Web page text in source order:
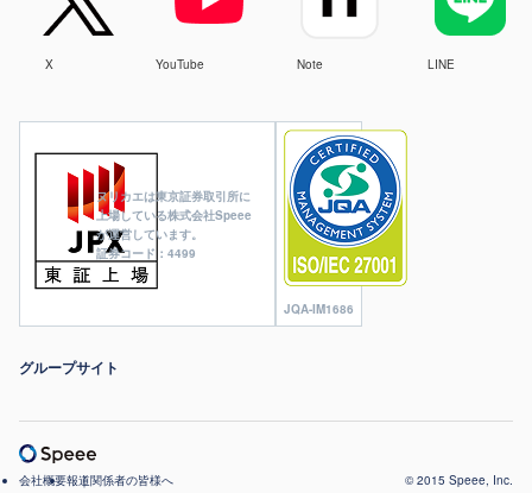
ヌリカエは東京証券取引所に
上場している株式会社Speee
が運営しています。
証券コード：4499
JQA-IM1686
X YouTube Note LINE
グループサイト
会社概要報道関係者の皆様へ © 2015 Speee, Inc.